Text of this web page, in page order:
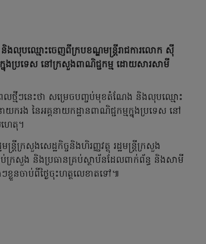
និងលុបឈ្មោះចេញពីក្របខណ្ឌមន្ត្រីរាជការលោក ស៊ី
ក្នុងប្រទេស នៅក្រសួងពាណិជ្ជកម្ម ដោយសារសាមី
លថ្មីៗនេះថា សម្រេចបញ្ចប់មុខតំណែង និងលុបឈ្មោះ
រង នៃអគ្គនាយកដ្ឋានពាណិជ្ជកម្មក្នុងប្រទេស នៅ
ហេតុ។
ន្ត្រីក្រសួងសេដ្ឋកិច្ចនិងហិរញ្ញវត្ថុ រដ្ឋមន្ត្រីក្រសួង
រប់ក្រសួង និងប្រធានគ្រប់ស្ថាប័នដែលពាក់ព័ន្ធ និងសាមី
ៗខ្លួនចាប់ពីថ្ងៃចុះហត្ថលេខាតទៅ៕